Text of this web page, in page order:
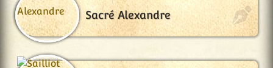
Sacré Alexandre